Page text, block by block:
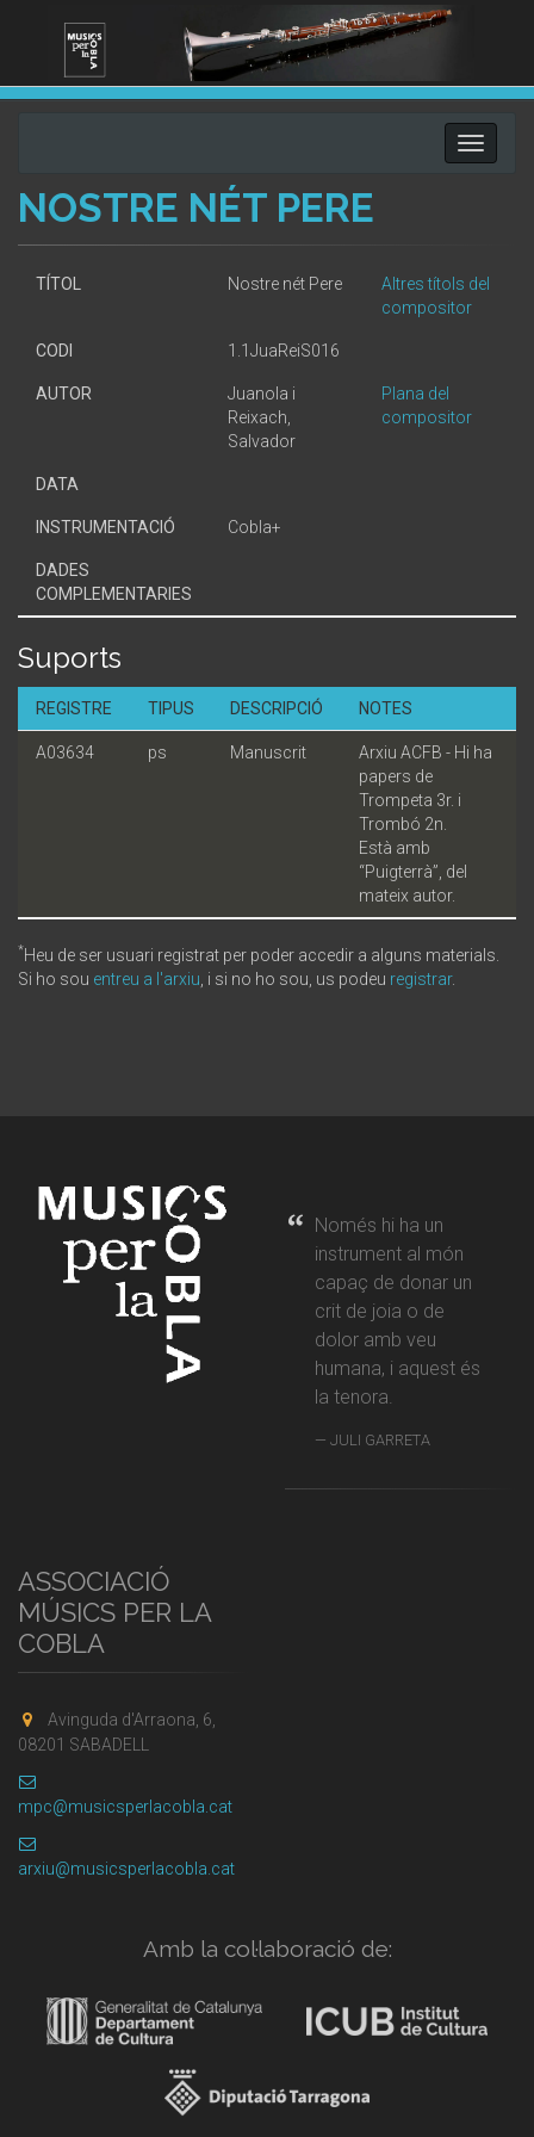
Toggle
NOSTRE NÉT PERE
TÍTOL Nostre nét Pere
Altres títols del
compositor
CODI 1.1JuaReiS016
AUTOR
Juanola i
Reixach,
Salvador
Plana del
compositor
DATA
INSTRUMENTACIÓ Cobla+
DADES
COMPLEMENTARIES
Suports
REGISTRE TIPUS DESCRIPCIÓ NOTES
A03634 ps Manuscrit
Arxiu ACFB - Hi ha
papers de
Trompeta 3r. i
Trombó 2n.
Està amb
“Puigterrà”, del
mateix autor.
*Heu de ser usuari registrat per poder accedir a alguns materials.
Si ho sou entreu a l'arxiu , i si no ho sou, us podeu registrar.
Només hi ha un
instrument al món
capaç de donar un
crit de joia o de
dolor amb veu
humana, i aquest és
la tenora.
JULI GARRETA
ASSOCIACIÓ
MÚSICS PER LA
COBLA
Avinguda d'Arraona, 6,
08201 SABADELL
mpc@musicsperlacobla.cat
arxiu@musicsperlacobla.cat
Amb la col·laboració de: